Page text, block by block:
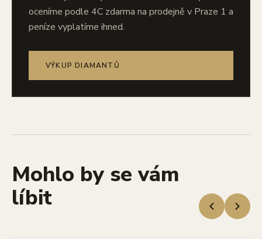
oceníme podle 4C zdarma na prodejně v Praze 1 a
peníze vyplatíme ihned.
VÝKUP DIAMANTŮ
Mohlo by se vám
líbit